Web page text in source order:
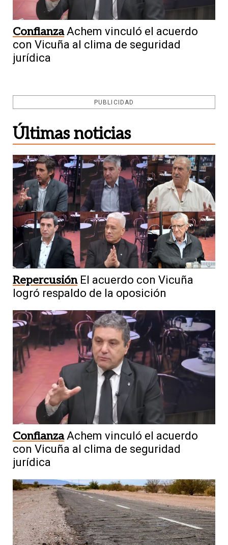
Confianza Achem vinculó el acuerdo
con Vicuña al clima de seguridad
jurídica
PUBLICIDAD
Últimas noticias
Repercusión El acuerdo con Vicuña
logró respaldo de la oposición
Confianza Achem vinculó el acuerdo
con Vicuña al clima de seguridad
jurídica